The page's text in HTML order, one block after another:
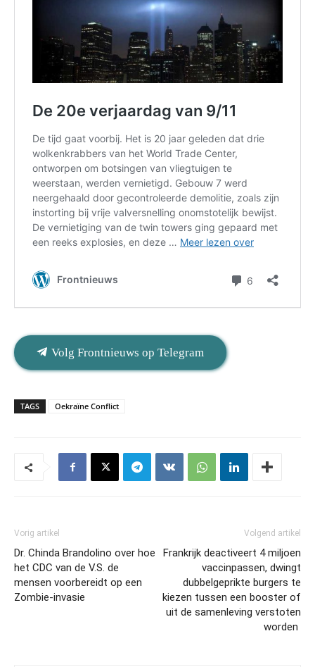
Volg Frontnieuws op Telegram
TAGS Oekraïne Conflict
Vorig artikel
Dr. Chinda Brandolino over hoe
het CDC van de V.S. de
mensen voorbereidt op een
Zombie-invasie
Volgend artikel
Frankrijk deactiveert 4 miljoen
vaccinpassen, dwingt
dubbelgeprikte burgers te
kiezen tussen een booster of
uit de samenleving verstoten
worden